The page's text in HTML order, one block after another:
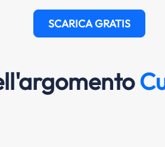
SCARICA GRATIS